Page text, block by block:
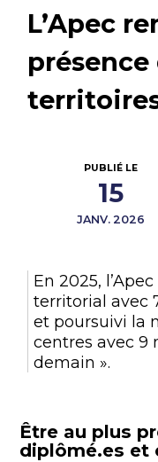
L’Apec
présence
PUBLIÉ LE
15
JANV. 2026
En 2025,
territorial avec
et poursuivi la
centres avec 9
demain ».
Être au plus
diplômé.es et